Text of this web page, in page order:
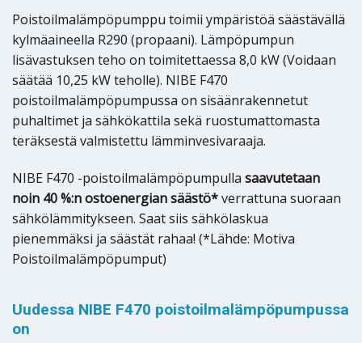
Poistoilmalämpöpumppu toimii ympäristöä säästävällä
kylmäaineella R290 (propaani). Lämpöpumpun
lisävastuksen teho on toimitettaessa 8,0 kW (Voidaan
säätää 10,25 kW teholle). NIBE F470
poistoilmalämpöpumpussa on sisäänrakennetut
puhaltimet ja sähkökattila sekä ruostumattomasta
teräksestä valmistettu lämminvesivaraaja.
NIBE F470 -poistoilmalämpöpumpulla saavutetaan
noin 40 %:n ostoenergian säästö*verrattuna suoraan
sähkölämmitykseen. Saat siis sähkölaskua
pienemmäksi ja säästät rahaa! (*Lähde: Motiva
Poistoilmalämpöpumput)
Uudessa NIBE F470 poistoilmalämpöpumpussa
on